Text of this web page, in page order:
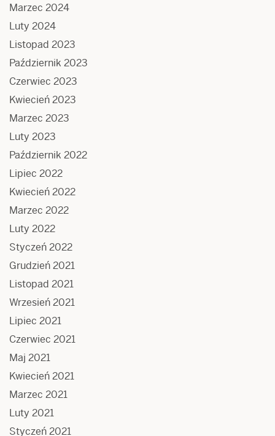
Marzec 2024
Luty 2024
Listopad 2023
Październik 2023
Czerwiec 2023
Kwiecień 2023
Marzec 2023
Luty 2023
Październik 2022
Lipiec 2022
Kwiecień 2022
Marzec 2022
Luty 2022
Styczeń 2022
Grudzień 2021
Listopad 2021
Wrzesień 2021
Lipiec 2021
Czerwiec 2021
Maj 2021
Kwiecień 2021
Marzec 2021
Luty 2021
Styczeń 2021